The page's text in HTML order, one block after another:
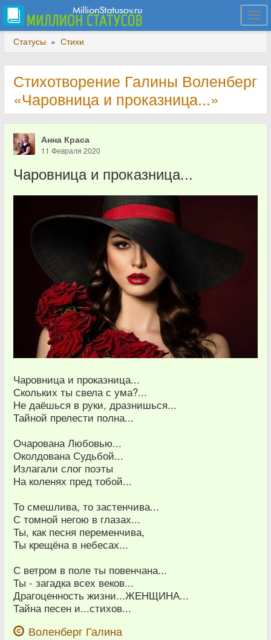
Статусы » Стихи
Стихотворение Галины Воленберг
«Чаровница и проказница...»
Анна Краса
11 Февраля 2020
Чаровница и проказница...
Чаровница и проказница...
Скольких ты свела с ума?...
Не даёшься в руки, дразнишься...
Тайной прелести полна...
Очарована Любовью...
Околдована Судьбой...
Излагали слог поэты
На коленях пред тобой...
То смешлива, то застенчива...
С томной негою в глазах...
Ты, как песня переменчива,
Ты крещёна в небесах...
С ветром в поле ты повенчана...
Ты - загадка всех веков...
Драгоценность жизни...ЖЕНЩИНА...
Тайна песен и...стихов...
Воленберг Галина